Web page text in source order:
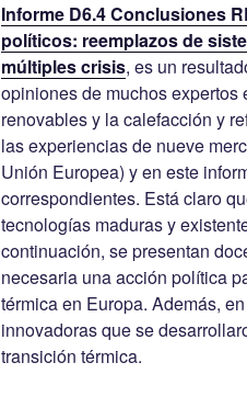
Informe D6.4 Conclusiones
políticos: reemplazos de
múltiples crisis, es un
opiniones de muchos
renovables y la calefacción y
las experiencias de nueve
Unión Europea) y en este
correspondientes. Está claro
tecnologías maduras y
continuación, se presentan
necesaria una acción política
térmica en Europa. Además,
innovadoras que se
transición térmica.